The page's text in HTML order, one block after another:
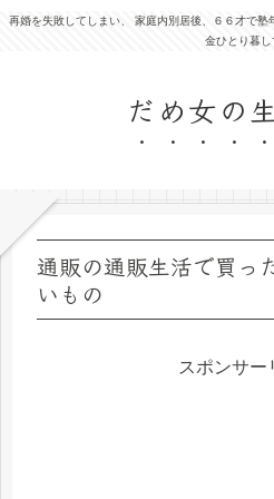
再婚を失敗してしまい、 家庭内別居後、６６才で
金ひとり暮し
だめ女の
通販の通販生活で買っ
いもの
スポンサー